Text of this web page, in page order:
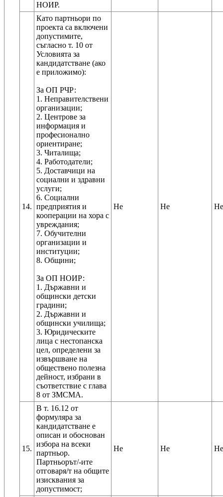
НОИР.
14.
Като партньори по
проекта са включени
допустимите,
съгласно т. 10 от
Условията за
кандидатстване (ако
е приложимо):
За ОП РЧР:
1. Неправителствени
организации;
2. Центрове за
информация и
професионално
ориентиране;
3. Читалища;
4. Работодатели;
5. Доставчици на
социални и здравни
услуги;
6. Социални
предприятия и
кооперации на хора с
увреждания;
7. Обучителни
организации и
институции;
8. Общини;
За ОП НОИР:
1. Държавни и
общински детски
градини;
2. Държавни и
общински училища;
3. Юридическите
лица с нестопанска
цел, определени за
извършване на
обществено полезна
дейност, избрани в
съответствие с глава
Не Не Не
15.
В т. 16.12 от
формуляра за
кандидатстване е
описан и обоснован
избора на всеки
партньор.
Партньорът/-ите
отговаря/т на общите
изисквания за
допустимост;
Не Не Не